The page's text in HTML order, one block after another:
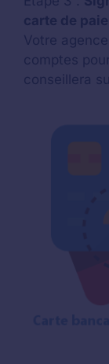
carte de
Votre
comptes
conseillera